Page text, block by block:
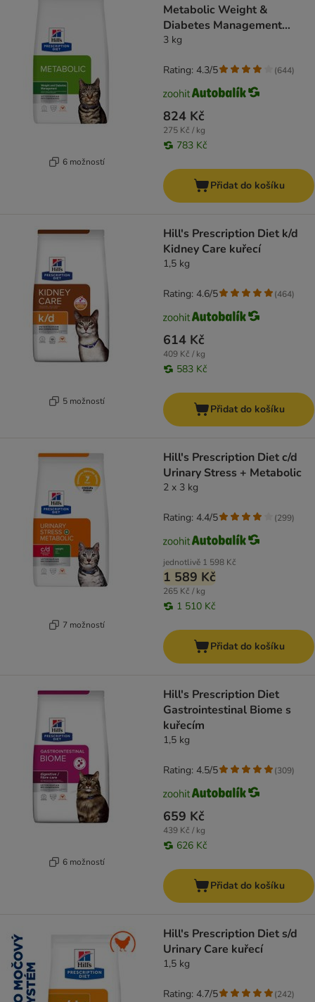
6 možností
Metabolic Weight &
Diabetes Management
Chicken
3 kg
824 Kč
275 Kč / kg
783 Kč
Rating: 4.3/5 (644)
Přidat do košíku
5 možností
Hill's Prescription Diet k/d
Kidney Care kuřecí
1,5 kg
614 Kč
409 Kč / kg
583 Kč
Rating: 4.6/5 (464)
Přidat do košíku
7 možností
Hill's Prescription Diet c/d
Urinary Stress + Metabolic
2 x 3 kg
jednotlivě 1 598 Kč
1 589 Kč
265 Kč / kg
1 510 Kč
Rating: 4.4/5 (299)
Přidat do košíku
6 možností
Hill's Prescription Diet
Gastrointestinal Biome s
kuřecím
1,5 kg
659 Kč
439 Kč / kg
626 Kč
Rating: 4.5/5 (309)
Přidat do košíku
Hill's Prescription Diet s/d
Urinary Care kuřecí
1,5 kg
Rating: 4.7/5 (242)